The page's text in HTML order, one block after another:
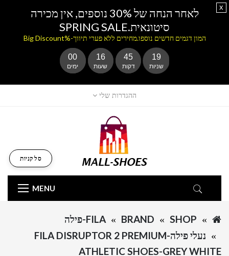
ההגדרות שלי
MENU
סל קניות
SHOP
BRAND
FILA-פילה
נעלי פילה-FILA DISRUPTOR 2 PREMIUM
ATHLETIC SHOES-GREY WHITE
לאחר הנחה של 30% נוספים, אין מכירה
סיטונאית.SPRING SALE
המון דגמים חדשים נוספו.מחירים ללא פערי תיווך-%Big Discount
00
ימים
16
שעות
45
דקות
19
שניות
x